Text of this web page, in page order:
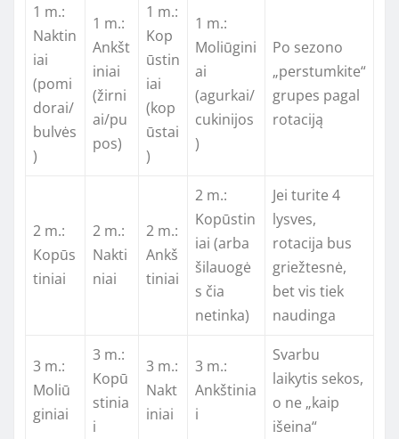
1 m.:
Naktin
iai
(pomi
dorai/
bulvės
)
1 m.:
Ankšt
iniai
(žirni
ai/pu
pos)
1 m.:
Kop
ūstin
iai
(kop
ūstai
)
1 m.:
Moliūgini
ai
(agurkai/
cukinijos
)
Po sezono
„perstumkite“
grupes pagal
rotaciją
2 m.:
Kopūs
tiniai
2 m.:
Nakti
niai
2 m.:
Ankš
tiniai
2 m.:
Kopūstin
iai (arba
šilauogė
s čia
netinka)
Jei turite 4
lysves,
rotacija bus
griežtesnė,
bet vis tiek
naudinga
3 m.:
Moliū
giniai
3 m.:
Kopū
stinia
i
3 m.:
Nakt
iniai
3 m.:
Ankštinia
i
Svarbu
laikytis sekos,
o ne „kaip
išeina“